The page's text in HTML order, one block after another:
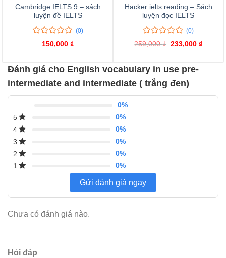
Cambridge IELTS 9 – sách
luyện đề IELTS
đánh
giá
(0)
150,000 ₫
Hacker ielts reading – Sách
luyện đọc IELTS
0
trên
0
đánh
giá
(0)
259,000₫ Giá
259,000 ₫.
233,000 ₫Giá
là:
Đánh giá cho English vocabulary in use pre-
intermediate and intermediate ( trắng đen)
0%
5
0%
4
0%
3
0%
2
0%
1
0%
Gửi đánh giá ngay
Chưa có đánh giá nào.
Hỏi đáp